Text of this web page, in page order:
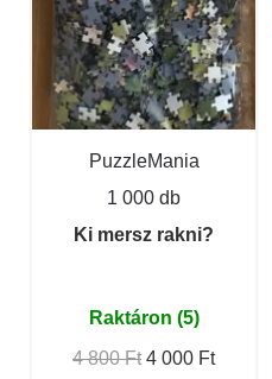
PuzzleMania
1 000 db
Ki mersz rakni?
Raktáron (5)
4 800 Ft 4 000 Ft